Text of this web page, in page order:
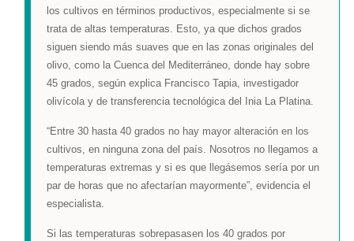
los cultivos en términos productivos, especialmente si se
trata de altas temperaturas. Esto, ya que dichos grados
siguen siendo más suaves que en las zonas originales del
olivo, como la Cuenca del Mediterráneo, donde hay sobre
45 grados, según explica Francisco Tapia, investigador
olivícola y de transferencia tecnológica del Inia La Platina.
“Entre 30 hasta 40 grados no hay mayor alteración en los
cultivos, en ninguna zona del país. Nosotros no llegamos a
temperaturas extremas y si es que llegásemos sería por un
par de horas que no afectarían mayormente”, evidencia el
especialista.
Si las temperaturas sobrepasasen los 40 grados por